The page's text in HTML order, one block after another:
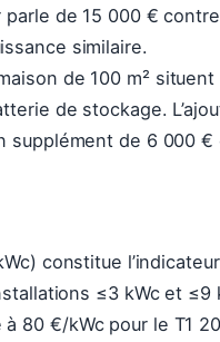
parle de 15 000 €
similaire.
de 100 m²
de stockage.
supplément de 6 000 €
constitue
≤3 kWc et ≤9
à 80 €/kWc pour le T1